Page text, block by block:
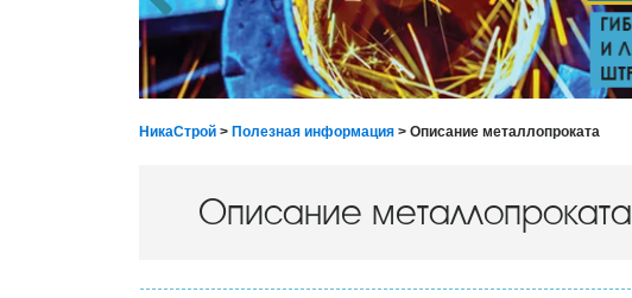
НикаСтрой > Полезная информация > Описание металлопроката
Описание металлопроката